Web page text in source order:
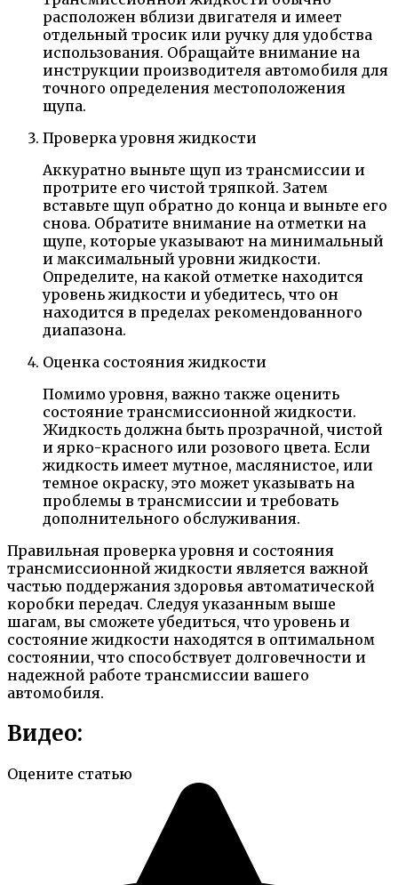
расположен вблизи двигателя и имеет
отдельный тросик или ручку для удобства
использования. Обращайте внимание на
инструкции производителя автомобиля для
точного определения местоположения
щупа.
Проверка уровня жидкости
Аккуратно выньте щуп из трансмиссии и
протрите его чистой тряпкой. Затем
вставьте щуп обратно до конца и выньте его
снова. Обратите внимание на отметки на
щупе, которые указывают на минимальный
и максимальный уровни жидкости.
Определите, на какой отметке находится
уровень жидкости и убедитесь, что он
находится в пределах рекомендованного
диапазона.
Оценка состояния жидкости
Помимо уровня, важно также оценить
состояние трансмиссионной жидкости.
Жидкость должна быть прозрачной, чистой
и ярко-красного или розового цвета. Если
жидкость имеет мутное, маслянистое, или
темное окраску, это может указывать на
проблемы в трансмиссии и требовать
дополнительного обслуживания.
Правильная проверка уровня и состояния
трансмиссионной жидкости является важной
частью поддержания здоровья автоматической
коробки передач. Следуя указанным выше
шагам, вы сможете убедиться, что уровень и
состояние жидкости находятся в оптимальном
состоянии, что способствует долговечности и
надежной работе трансмиссии вашего
автомобиля.
Видео:
Оцените статью